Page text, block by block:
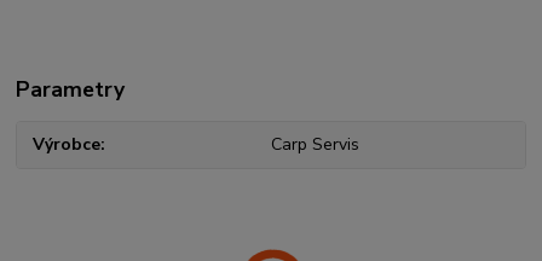
Parametry
Výrobce Carp Servis